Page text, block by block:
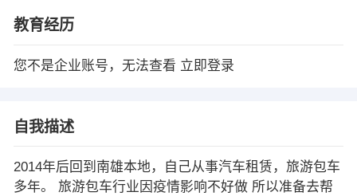
教育经历
您不是企业账号，无法查看 立即登录
自我描述
2014年后回到南雄本地，自己从事汽车租赁，旅游包车
多年。 旅游包车行业因疫情影响不好做 所以准备去帮